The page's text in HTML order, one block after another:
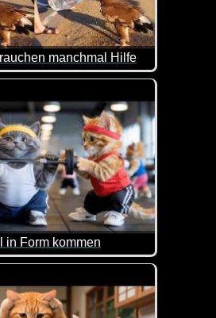
manchmal Hilfe
sehen wie diesen Tieren aus einer
in Form kommen
Freund ist eben alles möglich!